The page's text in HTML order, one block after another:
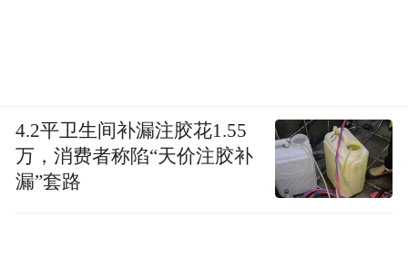
4.2平卫生间补漏注胶花1.55
万，消费者称陷“天价注胶补
漏”套路